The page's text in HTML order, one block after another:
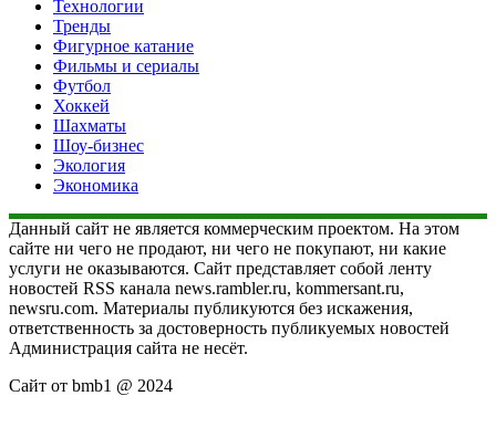
Технологии
Тренды
Фигурное катание
Фильмы и сериалы
Футбол
Хоккей
Шахматы
Шоу-бизнес
Экология
Экономика
Данный сайт не является коммерческим проектом. На этом
сайте ни чего не продают, ни чего не покупают, ни какие
услуги не оказываются. Сайт представляет собой ленту
новостей RSS канала news.rambler.ru, kommersant.ru,
newsru.com. Материалы публикуются без искажения,
ответственность за достоверность публикуемых новостей
Администрация сайта не несёт.
Сайт от bmb1 @ 2024